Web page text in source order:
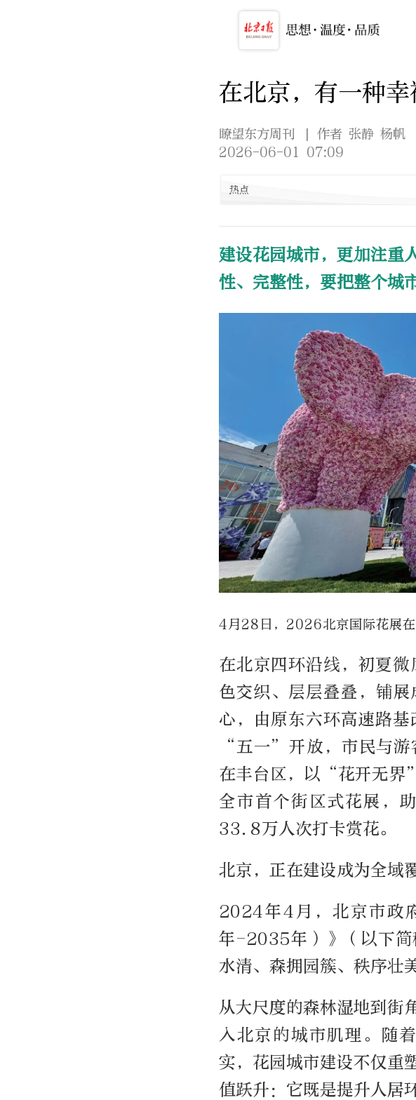
在北京，有一种
瞭望东方周刊
| 作者 张静 杨帆
2026-06-01 07:09
热点
建设花园城市，更加注重
性、完整性，要把整个城
4月28日，2026北京国际花展
在北京四环沿线，初夏
色交织、层层叠叠，铺
心，由原东六环高速路
“五一”开放，市民与游
在丰台区，以“花开无界
全市首个街区式花展，
33.8万人次打卡赏花。
北京，正在建设成为全域
2024年4月，北京市政
年-2035年）》（以下简
水清、森拥园簇、秩序壮
从大尺度的森林湿地到街
入北京的城市肌理。随
实，花园城市建设不仅重
值跃升：它既是提升人居